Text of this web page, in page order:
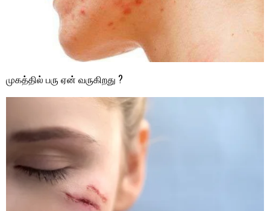
முகத்தில் பரு ஏன் வருகிறது ?